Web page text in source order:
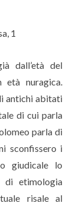
1
dall’età del
età nuragica.
antichi abitati
di cui parla
parla di
sconfissero i
giudicale lo
di etimologia
risale al